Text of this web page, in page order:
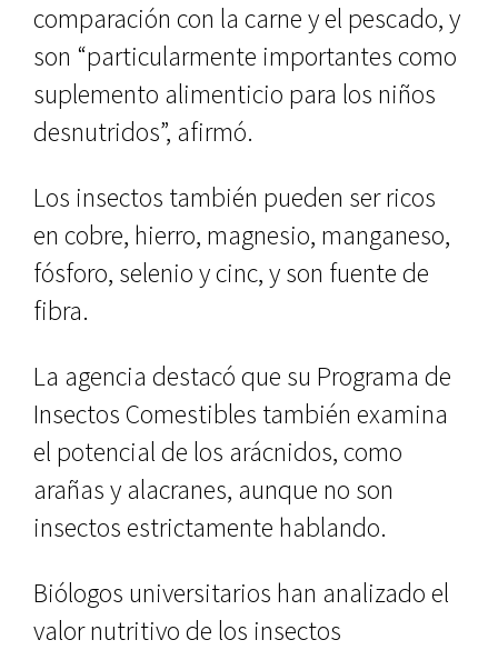
comparación con la carne y el pescado, y
son “particularmente importantes como
suplemento alimenticio para los niños
desnutridos”, afirmó.
Los insectos también pueden ser ricos
en cobre, hierro, magnesio, manganeso,
fósforo, selenio y cinc, y son fuente de
fibra.
La agencia destacó que su Programa de
Insectos Comestibles también examina
el potencial de los arácnidos, como
arañas y alacranes, aunque no son
insectos estrictamente hablando.
Biólogos universitarios han analizado el
valor nutritivo de los insectos